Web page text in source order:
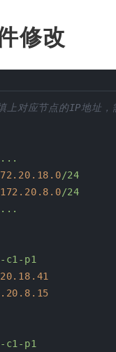
修改
上对应节点的IP地址
.18 .0/24
172.20 .8 .0/24
c1-p1
.18 .41
.8 .15
c1-p1